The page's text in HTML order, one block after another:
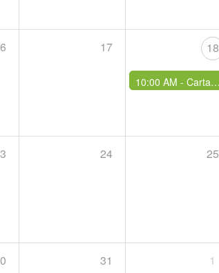
17 18
10:00 AM - Carta Albă a IMM-urilor din România - ediția a 23-a
24 25
31 1